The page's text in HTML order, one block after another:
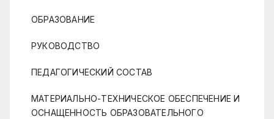
ОБРАЗОВАНИЕ
РУКОВОДСТВО
ПЕДАГОГИЧЕСКИЙ СОСТАВ
МАТЕРИАЛЬНО-ТЕХНИЧЕСКОЕ ОБЕСПЕЧЕНИЕ И
ОСНАЩЕННОСТЬ ОБРАЗОВАТЕЛЬНОГО